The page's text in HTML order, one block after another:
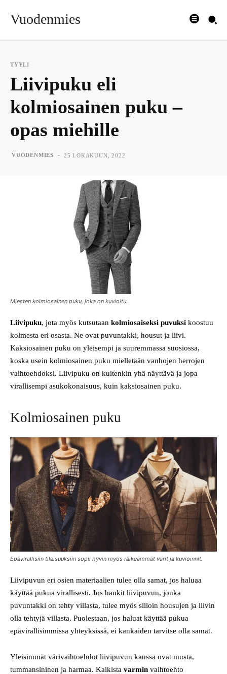
Vuodenmies
TYYLI
Liivipuku eli
kolmiosainen puku –
opas miehille
VUODENMIES - 25 LOKAKUUN, 2022
Miesten kolmiosainen puku, joka on kuvioitu.
Liivipuku, jota myös kutsutaan kolmiosaiseksi puvuksi koostuu
kolmesta eri osasta. Ne ovat puvuntakki, housut ja liivi.
Kaksiosainen puku on yleisempi ja suuremmassa suosiossa,
koska usein kolmiosainen puku mielletään vanhojen herrojen
vaihtoehdoksi. Liivipuku on kuitenkin yhä näyttävä ja jopa
virallisempi asukokonaisuus, kuin kaksiosainen puku.
Kolmiosainen puku
Epävirallisiin tilaisuuksiin sopii hyvin myös räikeämmät värit ja kuvioinnit.
Liivipuvun eri osien materiaalien tulee olla samat, jos haluaa
käyttää pukua virallisesti. Jos hankit liivipuvun, jonka
puvuntakki on tehty villasta, tulee myös silloin housujen ja liivin
olla tehtyjä villasta. Puolestaan, jos haluat käyttää pukua
epävirallisimmissa yhteyksissä, ei kankaiden tarvitse olla samat.
Yleisimmät värivaihtoehdot liivipuvun kanssa ovat musta,
tummansininen ja harmaa. Kaikista varmin vaihtoehto